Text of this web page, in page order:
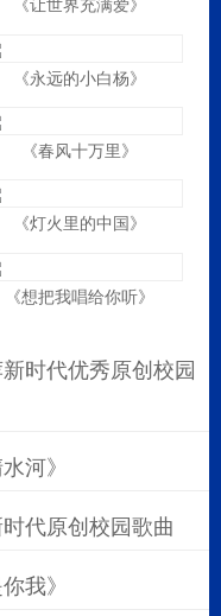
《永远的小白杨》
《春风十万里》
《灯火里的中国》
《想把我唱给你听》
时代优秀原创校园
河》
代原创校园歌曲
我》